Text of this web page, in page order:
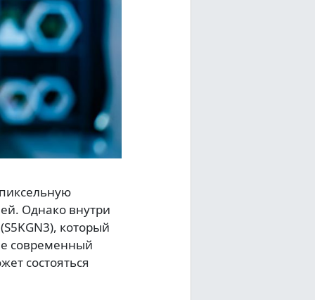
Однако внутри
который
современный
состояться